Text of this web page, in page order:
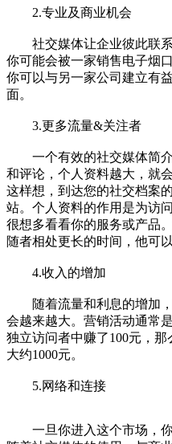
2.专业及商业机会
社交媒体让企业彼此联系
你可能会被一家销售电子烟
你可以与另一家公司建立有
面。
3.更多流量&关注者
一个有效的社交媒体简介
和评论，个人资料越大，就
这样想，到达您的社交档案
站。个人资料的作用是为访
很想多看看你的服务或产品
随者相处更长的时间，他可
4.收入的增加
随着流量和利息的增加，
会越来越大。营销活动通常
独立访问者中赚了100元，
大约1000元。
5.网络和连接
一旦你进入这个市场，你